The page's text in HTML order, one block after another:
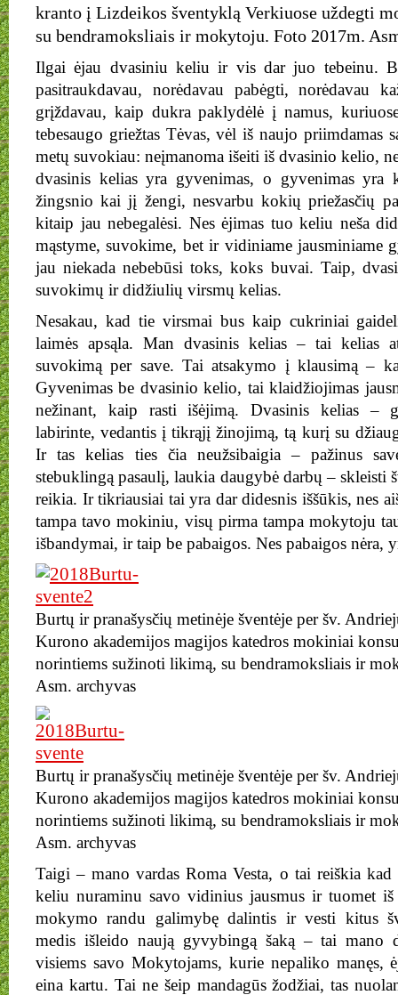
kranto į Lizdeikos šventyklą Verkiuose uždegti
su bendramoksliais ir mokytoju. Foto 2017m.
Ilgai ėjau dvasiniu keliu ir vis dar juo tebeinu.
pasitraukdavau, norėdavau pabėgti, norėdavau
grįždavau, kaip dukra paklydėlė į namus,
tebesaugo griežtas Tėvas, vėl iš naujo priimdamas
metų suvokiau: neįmanoma išeiti iš dvasinio kelio,
dvasinis kelias yra gyvenimas, o gyvenimas
žingsnio kai jį žengi, nesvarbu kokių priežasčių
kitaip jau nebegalėsi. Nes ėjimas tuo keliu neša
mąstyme, suvokime, bet ir vidiniame jausminiame
jau niekada nebebūsi toks, koks buvai. Taip,
suvokimų ir didžiulių virsmų kelias.
Nesakau, kad tie virsmai bus kaip cukriniai
laimės apsąla. Man dvasinis kelias – tai kelias
suvokimą per save. Tai atsakymo į klausimą –
Gyvenimas be dvasinio kelio, tai klaidžiojimas
nežinant, kaip rasti išėjimą. Dvasinis kelias –
labirinte, vedantis į tikrąjį žinojimą, tą kurį su
Ir tas kelias ties čia neužsibaigia – pažinus
stebuklingą pasaulį, laukia daugybė darbų – skleisti
reikia. Ir tikriausiai tai yra dar didesnis iššūkis, nes
tampa tavo mokiniu, visų pirma tampa mokytoju
išbandymai, ir taip be pabaigos. Nes pabaigos nėra,
Burtų ir pranašysčių metinėje šventėje per šv.
Kurono akademijos magijos katedros mokiniai
norintiems sužinoti likimą, su bendramoksliais ir
Asm. archyvas
Burtų ir pranašysčių metinėje šventėje per šv.
Kurono akademijos magijos katedros mokiniai
norintiems sužinoti likimą, su bendramoksliais ir
Asm. archyvas
Taigi – mano vardas Roma Vesta, o tai reiškia
keliu nuraminu savo vidinius jausmus ir tuomet
mokymo randu galimybę dalintis ir vesti kitus
medis išleido naują gyvybingą šaką – tai mano
visiems savo Mokytojams, kurie nepaliko manęs,
eina kartu. Tai ne šeip mandagūs žodžiai, tas